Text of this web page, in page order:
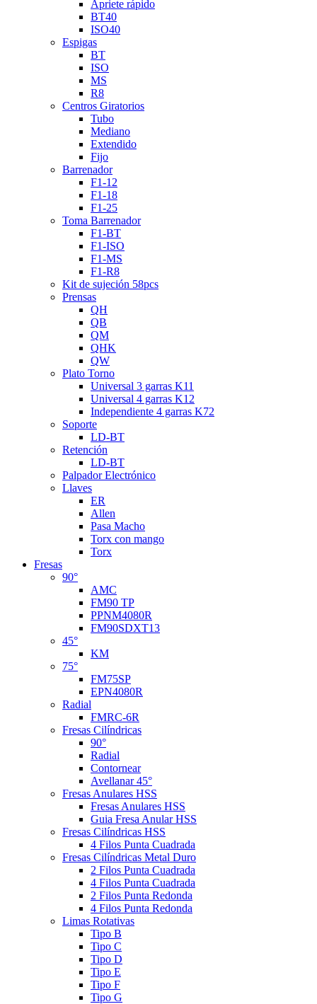
Apriete rápido
BT40
ISO40
Espigas
BT
ISO
MS
R8
Centros Giratorios
Tubo
Mediano
Extendido
Fijo
Barrenador
F1-12
F1-18
F1-25
Toma Barrenador
F1-BT
F1-ISO
F1-MS
F1-R8
Kit de sujeción 58pcs
Prensas
QH
QB
QM
QHK
QW
Plato Torno
Universal 3 garras K11
Universal 4 garras K12
Independiente 4 garras K72
Soporte
LD-BT
Retención
LD-BT
Palpador Electrónico
Llaves
ER
Allen
Pasa Macho
Torx con mango
Torx
Fresas
90°
AMC
FM90 TP
PPNM4080R
FM90SDXT13
45°
KM
75°
FM75SP
EPN4080R
Radial
FMRC-6R
Fresas Cilíndricas
90°
Radial
Contornear
Avellanar 45°
Fresas Anulares HSS
Fresas Anulares HSS
Guia Fresa Anular HSS
Fresas Cilíndricas HSS
4 Filos Punta Cuadrada
Fresas Cilíndricas Metal Duro
2 Filos Punta Cuadrada
4 Filos Punta Cuadrada
2 Filos Punta Redonda
4 Filos Punta Redonda
Limas Rotativas
Tipo B
Tipo C
Tipo D
Tipo E
Tipo F
Tipo G